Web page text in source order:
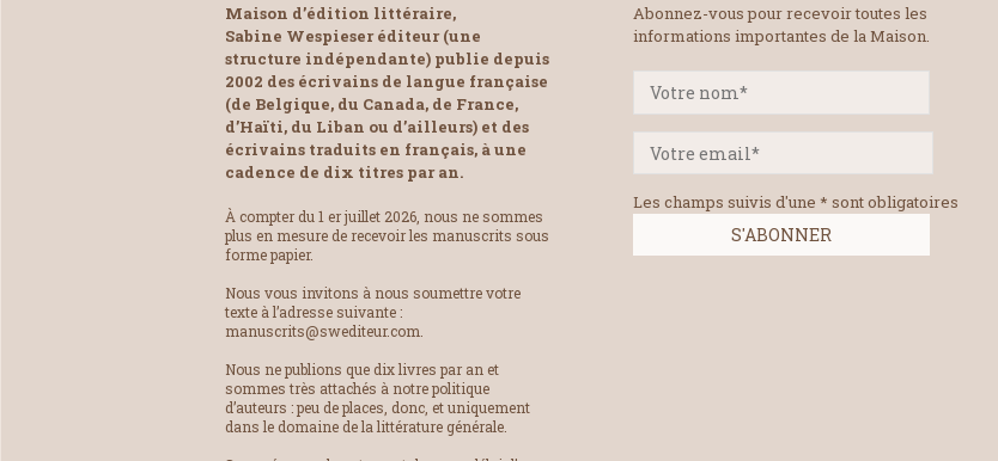
Maison d’édition littéraire,
Sabine Wespieser éditeur (une
structure indépendante) publie depuis
2002 des écrivains de langue française
(de Belgique, du Canada, de France,
d’Haïti, du Liban ou d’ailleurs) et des
écrivains traduits en français, à une
cadence de dix titres par an.
À compter du 1 er juillet 2026, nous ne sommes
plus en mesure de recevoir les manuscrits sous
forme papier.
Nous vous invitons à nous soumettre votre
texte à l’adresse suivante :
manuscrits@swediteur.com.
Nous ne publions que dix livres par an et
sommes très attachés à notre politique
d’auteurs : peu de places, donc, et uniquement
dans le domaine de la littérature générale.
Abonnez-vous pour recevoir toutes les
informations importantes de la Maison.
Les champs suivis d'une * sont obligatoires